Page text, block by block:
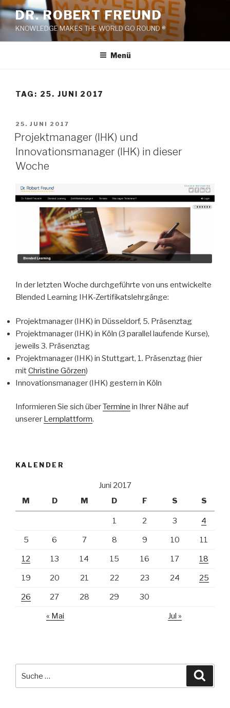
Zum
Inhalt
springen
DR. ROBERT FREUND
KNOWLEDGE MAKES THE WORLD GO ROUND ®
Menü
TAG: 25. JUNI 2017
VERÖFFENTLICHT
AM
25. JUNI 2017
Projektmanager (IHK) und
Innovationsmanager (IHK) in dieser
Woche
In der letzten Woche durchgeführte von uns entwickelte
Blended Learning IHK-Zertifikatslehrgänge:
Projektmanager (IHK) in Düsseldorf, 5. Präsenztag
Projektmanager (IHK) in Köln (3 parallel laufende Kurse),
jeweils 3. Präsenztag
Projektmanager (IHK) in Stuttgart, 1. Präsenztag (hier
mitChristine Görzen)
Innovationsmanager (IHK) gestern in Köln
Informieren Sie sich überTermine in Ihrer Nähe auf
unserer Lernplattform.
KALENDER
Juni 2017
M
D M D F S S
1 2 3 4
5 6 7 8 9 10 11
12 13 14 15 16 17 18
19 20 21 22 23 24 25
26 27 28 29 30
« Mai Jul »